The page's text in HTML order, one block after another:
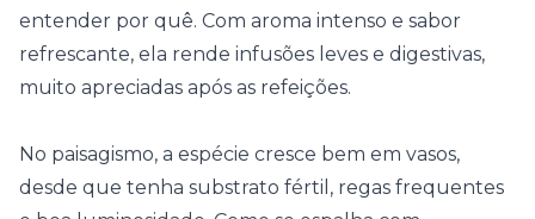
entender por quê. Com aroma intenso e sabor
refrescante, ela rende infusões leves e digestivas,
muito apreciadas após as refeições.
No paisagismo, a espécie cresce bem em vasos,
desde que tenha substrato fértil, regas frequentes